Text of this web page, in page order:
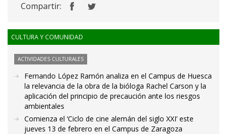
Compartir:
CULTURA Y COMUNIDAD
ACTIVIDADES CULTURALES
Fernando López Ramón analiza en el Campus de Huesca
la relevancia de la obra de la bióloga Rachel Carson y la
aplicación del principio de precaución ante los riesgos
ambientales
Comienza el ‘Ciclo de cine alemán del siglo XXI’ este
jueves 13 de febrero en el Campus de Zaragoza